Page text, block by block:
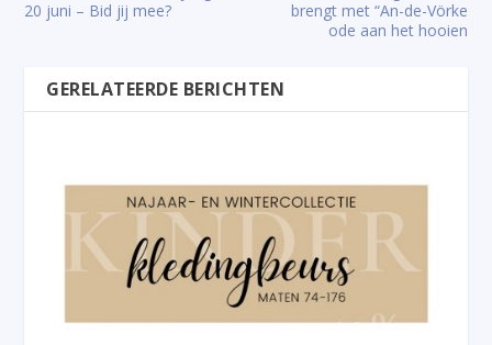
20 juni – Bid jij mee?
brengt met “An-de-Vörke
ode aan het hooien
GERELATEERDE BERICHTEN